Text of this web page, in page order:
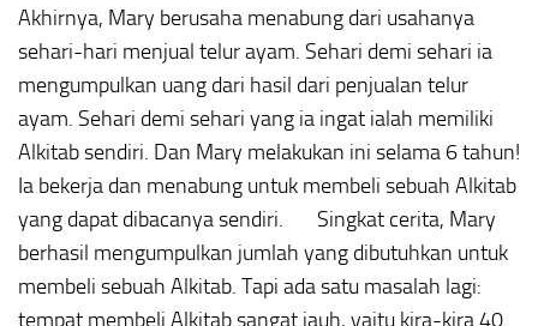
Akhirnya, Mary berusaha menabung dari usahanya
sehari-hari menjual telur ayam. Sehari demi sehari ia
mengumpulkan uang dari hasil dari penjualan telur
ayam. Sehari demi sehari yang ia ingat ialah memiliki
Alkitab sendiri. Dan Mary melakukan ini selama 6 tahun!
Ia bekerja dan menabung untuk membeli sebuah Alkitab
yang dapat dibacanya sendiri. Singkat cerita, Mary
berhasil mengumpulkan jumlah yang dibutuhkan untuk
membeli sebuah Alkitab. Tapi ada satu masalah lagi:
tempat membeli Alkitab sangat jauh, yaitu kira-kira 40